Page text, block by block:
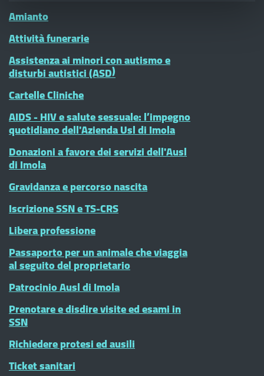
Amianto
Attività funerarie
Assistenza ai minori con autismo e
disturbi autistici (ASD)
Cartelle Cliniche
AIDS - HIV e salute sessuale: l’impegno
quotidiano dell'Azienda Usl di Imola
Donazioni a favore dei servizi dell'Ausl
di Imola
Gravidanza e percorso nascita
Iscrizione SSN e TS-CRS
Libera professione
Passaporto per un animale che viaggia
al seguito del proprietario
Patrocinio Ausl di Imola
Prenotare e disdire visite ed esami in
SSN
Richiedere protesi ed ausili
Ticket sanitari